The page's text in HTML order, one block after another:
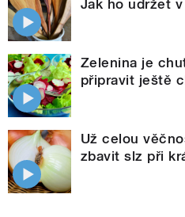
Jak ho udržet
Zelenina je
připravit ještě
Už celou
zbavit slz při